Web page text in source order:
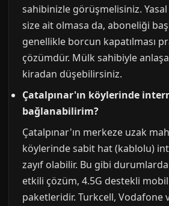
sahibinizle görüşmelisiniz.
size ait olmasa da, aboneliği
genellikle borcun kapatılması
çözümdür. Mülk sahibiyle
kiradan düşebilirsiniz.
Çatalpınar'ın köylerinde
bağlanabilirim?
Çatalpınar'ın merkeze uzak
köylerinde sabit hat (kablolu)
zayıf olabilir. Bu gibi
etkili çözüm, 4.5G destekli
paketleridir. Turkcell, Vodafone